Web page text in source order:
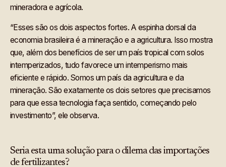
mineradora e agrícola.
“Esses são os dois aspectos fortes. A espinha dorsal da
economia brasileira é a mineração e a agricultura. Isso mostra
que, além dos benefícios de ser um país tropical com solos
intemperizados, tudo favorece um intemperismo mais
eficiente e rápido. Somos um país da agricultura e da
mineração. São exatamente os dois setores que precisamos
para que essa tecnologia faça sentido, começando pelo
investimento”, ele observa.
Seria esta uma solução para o dilema das importações
de fertilizantes?